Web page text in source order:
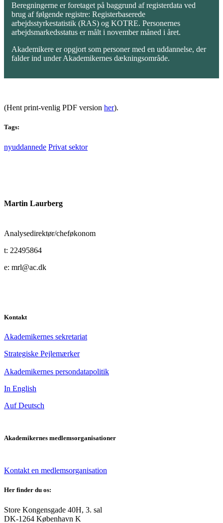
Beregningerne er foretaget på baggrund af registerdata ved
brug af følgende registre: Registerbaserede
arbejdsstyrkestatistik (RAS) og KOTRE. Personernes
arbejdsmarkedsstatus er målt i november måned i året.
Akademikere er opgjort som personer med en uddannelse, der
falder ind under Akademikernes dækningsområde.
(Hent print-venlig PDF version her).
Tags:
nyuddannede Privat sektor
Martin Laurberg
Analysedirektør/cheføkonom
t: 22495864
e: mrl@ac.dk
Kontakt
Akademikernes sekretariat
Strategiske Pejlemærker
Akademikernes persondatapolitik
In English
Auf Deutsch
Akademikernes medlemsorganisationer
Kontakt en medlemsorganisation
Her finder du os:
Store Kongensgade 40H, 3. sal
DK-1264 København K